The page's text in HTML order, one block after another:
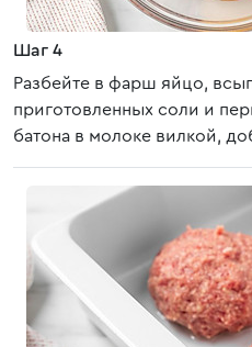
Шаг 4
Разбейте в фарш яйцо,
приготовленных соли и
батона в молоке вилкой,